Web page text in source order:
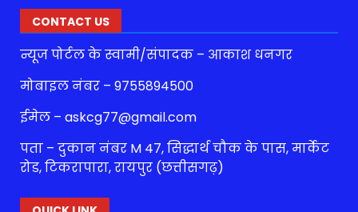
CONTACT US
न्यूज पोर्टल के स्वामी/संपादक – आकाश धनगर
मोबाइल नंबर – 9755894500
ईमेल – askcg77@gmail.com
पता – दुकान नंबर M 47, सिद्धार्थ चौक के पास, मार्केट
रोड, टिकरापारा, रायपुर (छत्तीसगढ़)